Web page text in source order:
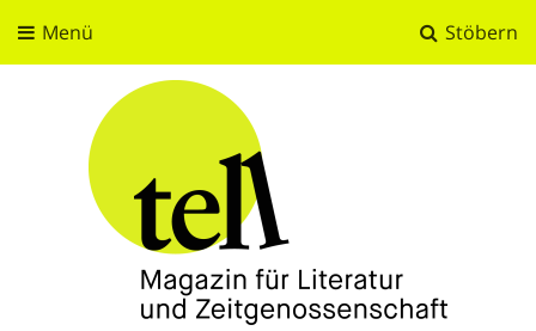
Stöbern
Menü